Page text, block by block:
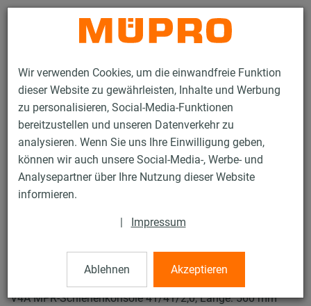
Wir verwenden Cookies, um die einwandfreie Funktion
dieser Website zu gewährleisten, Inhalte und Werbung
zu personalisieren, Social-Media-Funktionen
bereitzustellen und unseren Datenverkehr zu
analysieren. Wenn Sie uns Ihre Einwilligung geben,
können wir auch unsere Social-Media-, Werbe- und
Analysepartner über Ihre Nutzung dieser Website
informieren.
| Impressum
Ablehnen Akzeptieren
Kontakt
Produkte Befestigungstechnik
Lüftungsbefestigung
Edelstahlprodukte für die Lüftungsbefestigung
MPR-Schienenkonsolen
MPR-Schienenkonsolen
V4A MPR-Schienenkonsole 41/41/2,0, Länge: 560 mm